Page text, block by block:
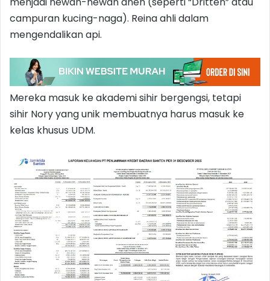
campuran kucing-naga). Reina ahli dalam
mengendalikan api.
Mereka masuk ke akademi sihir bergengsi, tetapi
sihir Nory yang unik membuatnya harus masuk ke
kelas khusus UDM.